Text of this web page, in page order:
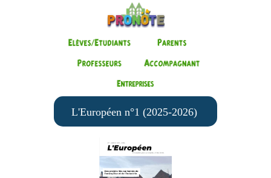
L'Européen n°1 (2025-2026)